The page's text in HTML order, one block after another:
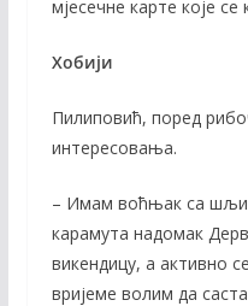
мјесечне карте које
Хобији
Пилиповић, поред
интересовања.
– Имам воћњак са
карамута надомак
викендицу, а активно
вријеме волим да